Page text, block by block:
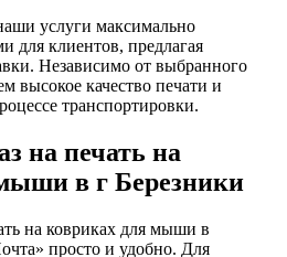
услуги максимально
для клиентов, предлагая
Независимо от выбранного
высокое качество печати и
транспортировки.
на печать на
в г Березники
на ковриках для мыши в
просто и удобно. Для